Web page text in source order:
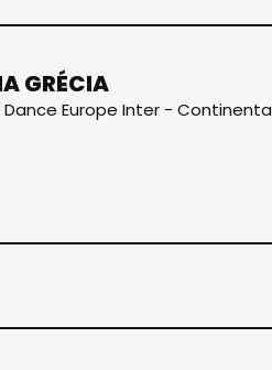
GRÉCIA
Europe Inter -